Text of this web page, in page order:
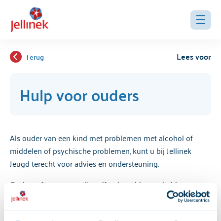
Hulp voor ouders
Terug Lees voor
Als ouder van een kind met problemen met alcohol of
middelen of psychische problemen, kunt u bij Jellinek
Jeugd terecht voor advies en ondersteuning.
Ouders of verzorgers die zelf ook problemen hebben op
het gebied van psychiatrie en/of verslaving behandelen wij